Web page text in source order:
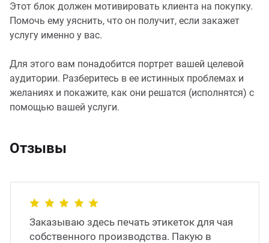
Этот блок должен мотивировать клиента на покупку.
Помочь ему уяснить, что он получит, если закажет
услугу именно у вас.
Для этого вам понадобится портрет вашей целевой
аудитории. Разберитесь в ее истинных проблемах и
желаниях и покажите, как они решатся (исполнятся) с
помощью вашей услуги.
Отзывы
Заказываю здесь печать этикеток для чая
собственного производства. Пакую в